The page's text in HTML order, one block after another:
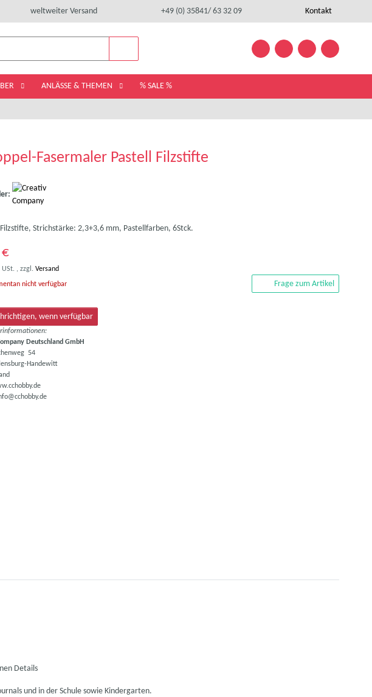
weltweiter Versand +49 (0) 35841/ 63 32 09 Kontakt
ANLÄSSE & THEMEN % SALE %
Fasermaler Pastell Filzstifte
Strichstärke: 2,3+3,6 mm, Pastellfarben, 6Stck.
, zzgl. Versand
nicht verfügbar Frage zum Artikel
wenn verfügbar
Deutschland GmbH
54
Handewitt
Details
und in der Schule sowie Kindergarten.